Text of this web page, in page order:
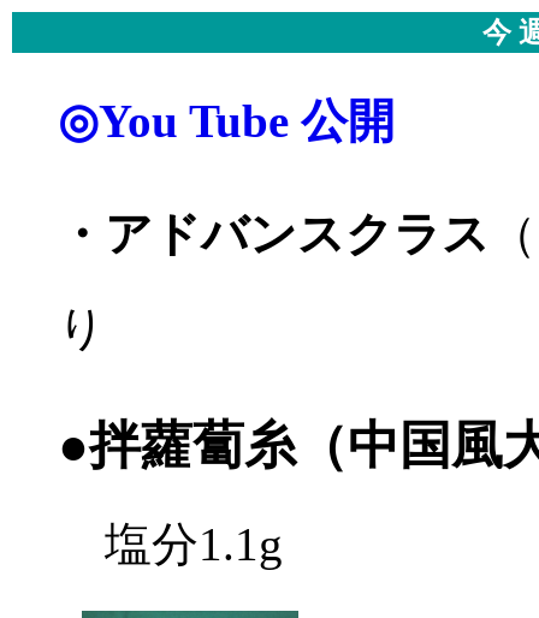
今
◎You Tube 公開
・アドバンスクラス
り
●拌蘿蔔糸（中国風
塩分1.1g